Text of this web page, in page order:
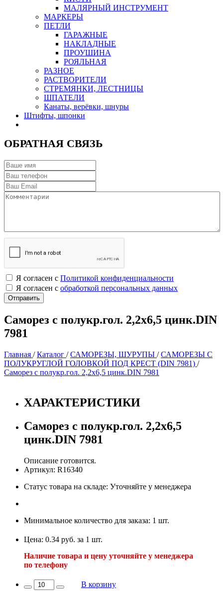
МАЛЯРНЫЙ ИНСТРУМЕНТ
МАРКЕРЫ
ПЕТЛИ
ГАРАЖНЫЕ
НАКЛАДНЫЕ
ПРОУШИНА
РОЯЛЬНАЯ
РАЗНОЕ
РАСТВОРИТЕЛИ
СТРЕМЯНКИ, ЛЕСТНИЦЫ
ШПАТЕЛИ
Канаты, верёвки, шнуры
Штифты, шпонки
ОБРАТНАЯ СВЯЗЬ
Я согласен с Политикой конфиденциальности
Я согласен с обработкой персональных данных
Саморез с полукр.гол. 2,2х6,5 цинк.DIN
7981
Главная /Каталог /САМОРЕЗЫ, ШУРУПЫ /САМОРЕЗЫ С
ПОЛУКРУГЛОЙ ГОЛОВКОЙ ПОД КРЕСТ (DIN 7981) /
Саморез с полукр.гол. 2,2х6,5 цинк.DIN 7981
ХАРАКТЕРИСТИКИ
Саморез с полукр.гол. 2,2х6,5
цинк.DIN 7981
Описание готовится.
Артикул: R16340
Статус товара на складе: Уточняйте у менеджера
Минимальное количество для заказа: 1 шт.
Цена: 0.34 руб. за 1 шт.
Наличие товара и цену уточняйте у менеджера
по телефону
В корзину